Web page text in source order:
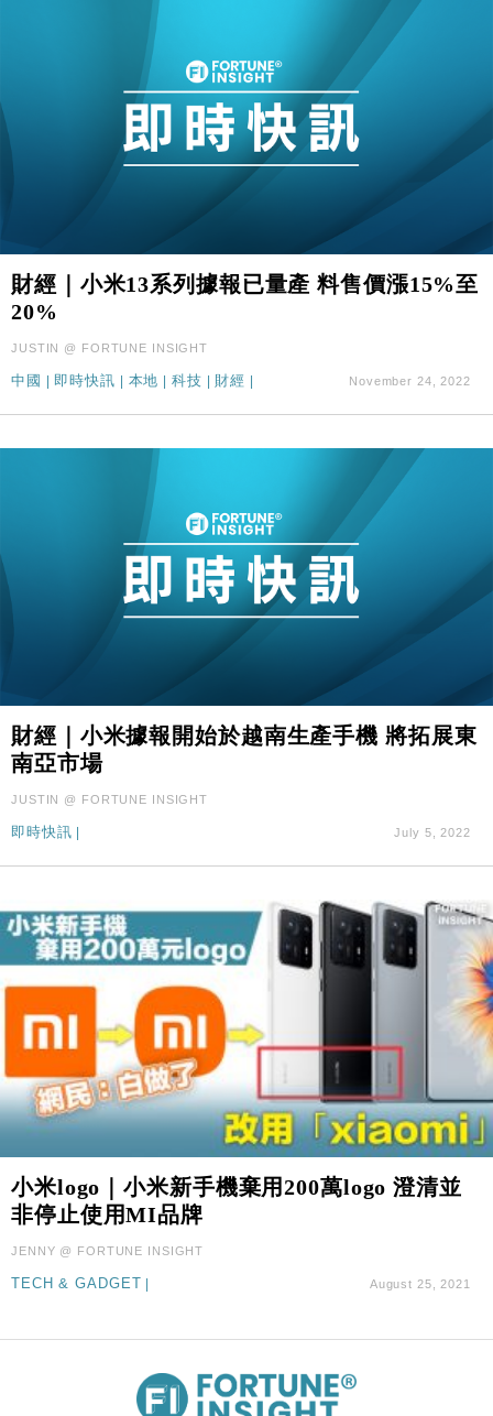
財經｜小米13系列據報已量產 料售價漲15%至
20%
JUSTIN @ FORTUNE INSIGHT
中國 | 即時快訊 | 本地 | 科技 | 財經 | November 24, 2022
財經｜小米據報開始於越南生產手機 將拓展東
南亞市場
JUSTIN @ FORTUNE INSIGHT
即時快訊 | July 5, 2022
小米logo｜小米新手機棄用200萬logo 澄清並
非停止使用MI品牌
JENNY @ FORTUNE INSIGHT
TECH & GADGET August 25, 2021